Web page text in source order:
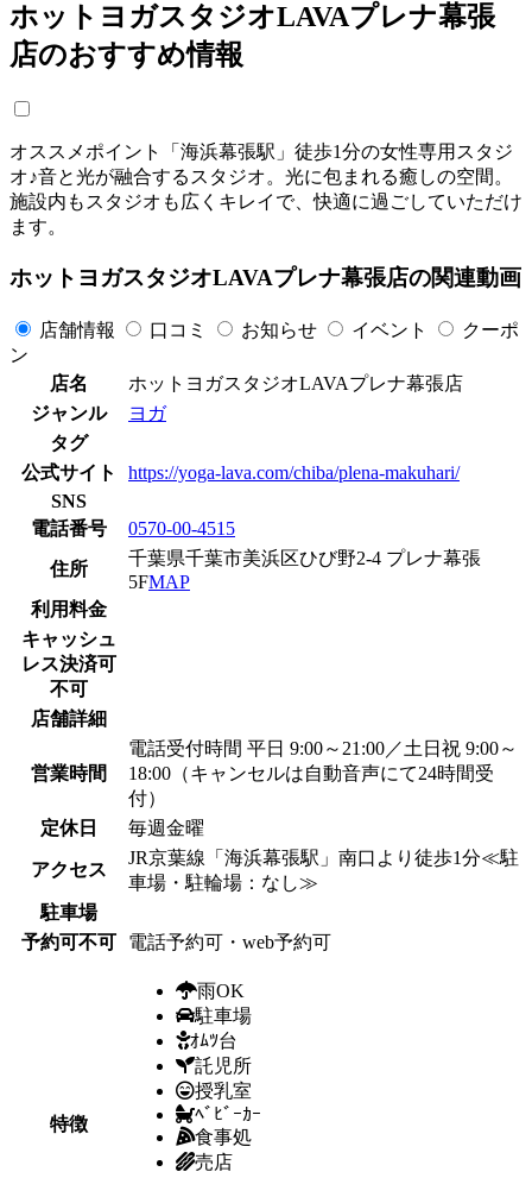
ホットヨガスタジオLAVAプレナ幕張
店のおすすめ情報
オススメポイント「海浜幕張駅」徒歩1分の女性専用スタジ
オ♪音と光が融合するスタジオ。光に包まれる癒しの空間。
施設内もスタジオも広くキレイで、快適に過ごしていただけ
ます。
ホットヨガスタジオLAVAプレナ幕張店の関連動画
店舗情報 口コミ お知らせ イベント
クーポ
ン
店名
ホットヨガスタジオLAVAプレナ幕張店
ジャンル
ヨガ
タグ
公式サイト
https://yoga-lava.com/chiba/plena-makuhari/
SNS
電話番号
0570-00-4515
住所
千葉県千葉市美浜区ひび野2-4 プレナ幕張
5FMAP
利用料金
キャッシュ
レス決済可
不可
店舗詳細
営業時間
電話受付時間 平日 9:00～21:00／土日祝 9:00～
18:00（キャンセルは自動音声にて24時間受
付）
定休日
毎週金曜
アクセス
JR京葉線「海浜幕張駅」南口より徒歩1分≪駐
車場・駐輪場：なし≫
駐車場
予約可不可
電話予約可・web予約可
特徴
雨OK
駐車場
ｵﾑﾂ台
託児所
授乳室
ﾍﾞﾋﾞｰｶｰ
食事処
売店